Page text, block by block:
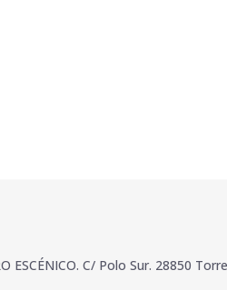
ESCÉNICO. C/ Polo Sur. 28850